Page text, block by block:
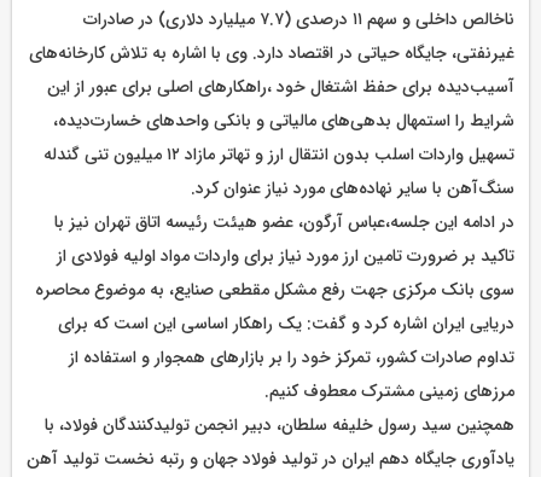
ناخالص داخلی و سهم ۱۱ درصدی (۷.۷ میلیارد دلاری) در صادرات
غیرنفتی، جایگاه حیاتی در اقتصاد دارد. وی با اشاره به تلاش کارخانه‌های
آسیب‌دیده برای حفظ اشتغال خود ،راهکارهای اصلی برای عبور از این
شرایط را استمهال بدهی‌های مالیاتی و بانکی واحدهای خسارت‌دیده،
تسهیل واردات اسلب بدون انتقال ارز و تهاتر مازاد ۱۲ میلیون تنی گندله
سنگ‌آهن با سایر نهاده‌های مورد نیاز عنوان کرد.
در ادامه این جلسه،عباس آرگون، عضو هیئت رئیسه اتاق تهران نیز با
تاکید بر ضرورت تامین ارز مورد نیاز برای واردات مواد اولیه فولادی از
سوی بانک مرکزی جهت رفع مشکل مقطعی صنایع، به موضوع محاصره
دریایی ایران اشاره کرد و گفت: یک راهکار اساسی این است که برای
تداوم صادرات کشور، تمرکز خود را بر بازارهای همجوار و استفاده از
مرزهای زمینی مشترک معطوف کنیم.
همچنین سید رسول خلیفه سلطان، دبیر انجمن تولیدکنندگان فولاد، با
یادآوری جایگاه دهم ایران در تولید فولاد جهان و رتبه نخست تولید آهن